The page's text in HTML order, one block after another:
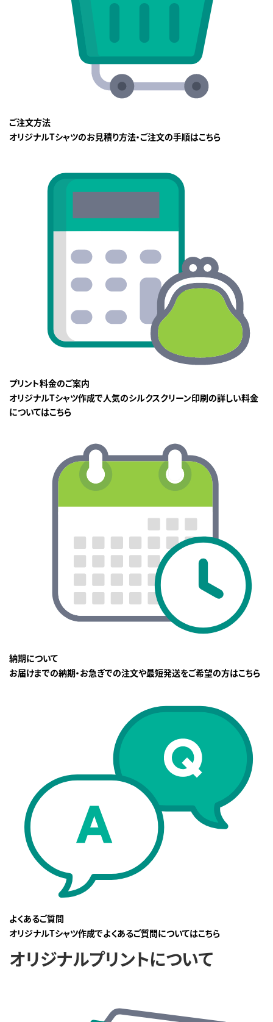
ご注文方法
オリジナルTシャツのお見積り方法・ご注文の手順はこちら
プリント料金のご案内
オリジナルTシャツ作成で人気のシルクスクリーン印刷の詳しい料金
についてはこちら
納期について
お届けまでの納期・お急ぎでの注文や最短発送をご希望の方はこちら
よくあるご質問
オリジナルTシャツ作成でよくあるご質問についてはこちら
オリジナルプリントについて